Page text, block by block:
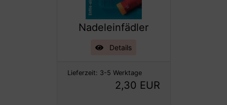
Nadeleinfädler
Details
Lieferzeit: 3-5 Werktage
2,30 EUR